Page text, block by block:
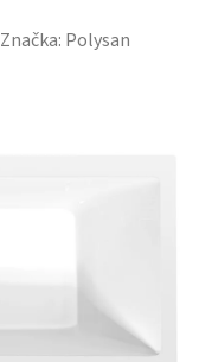
Značka: Polysan